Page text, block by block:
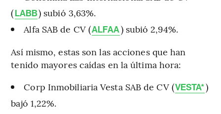
(LABB) subió 3,63%.
Alfa SAB de CV (ALFAA) subió 2,94%.
Así mismo, estas son las acciones que han
tenido mayores caídas en la última hora:
Corp Inmobiliaria Vesta SAB de CV (VESTA*)
bajó 1,22%.